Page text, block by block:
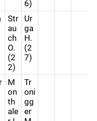
6)
Str
au
ch
O.
(2
2)
Ur
ga
H.
(2
7)
M
on
th
ale
Tr
oni
gg
er